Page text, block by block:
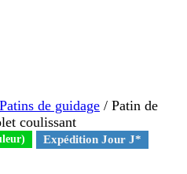
Patins de guidage / Patin de
coulissant
Expédition Jour J*